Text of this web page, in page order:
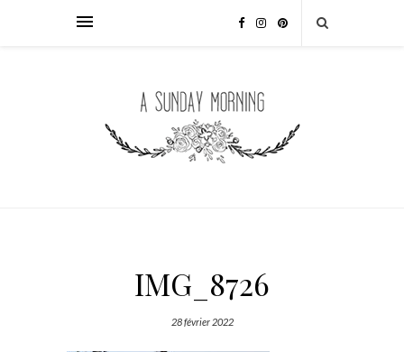
IMG_8726
28 février 2022